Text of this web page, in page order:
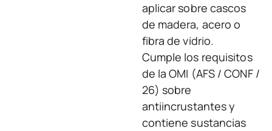
aplicar sobre cascos
de madera, acero o
fibra de vidrio.
Cumple los requisitos
de la OMI (AFS / CONF /
26) sobre
antiincrustantes y
contiene sustancias